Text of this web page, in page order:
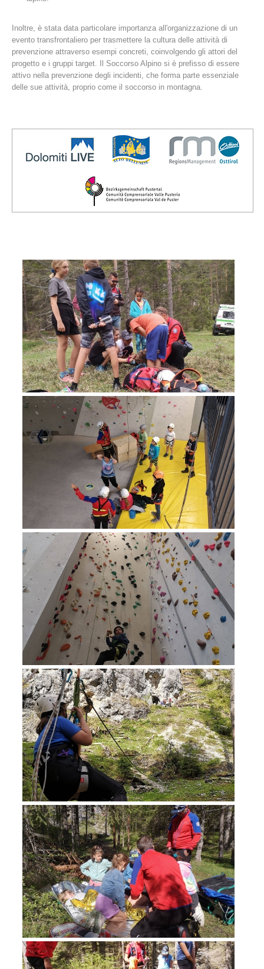
Stazioni del soccorso alpino
Comitato Direttivo
Richiesta di soccorso
Interventi
Inoltre, è stata data particolare importanza all'organizzazione di un
evento transfrontaliero per trasmettere la cultura delle attività di
prevenzione attraverso esempi concreti, coinvolgendo gli attori del
progetto e i gruppi target. Il Soccorso Alpino si è prefisso di essere
attivo nella prevenzione degli incidenti, che forma parte essenziale
delle sue attività, proprio come il soccorso in montagna.